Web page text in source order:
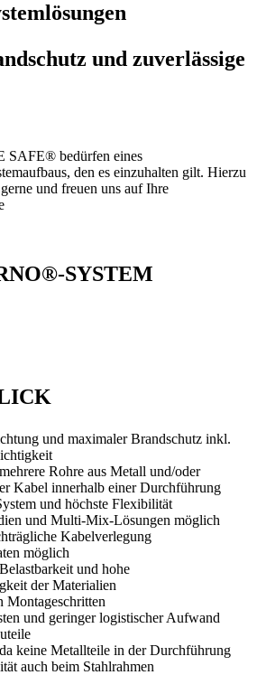
und zuverlässige
SAFE® bedürfen eines
den es einzuhalten gilt. Hierzu
und freuen uns auf Ihre
SYSTEM
und maximaler Brandschutz inkl.
Rohre aus Metall und/oder
Kabel innerhalb einer Durchführung
und höchste Flexibilität
und Multi-Mix-Lösungen möglich
Kabelverlegung
möglich
und hohe
der Materialien
Montageschritten
und geringer logistischer Aufwand
keine Metallteile in der Durchführung
auch beim Stahlrahmen